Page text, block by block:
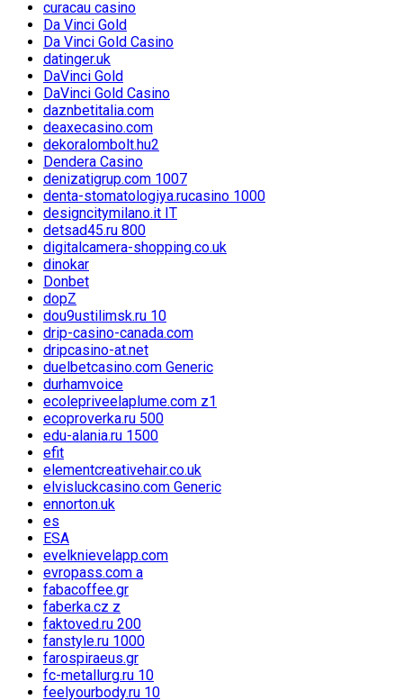
curacau casino
Da Vinci Gold
Da Vinci Gold Casino
datinger.uk
DaVinci Gold
DaVinci Gold Casino
daznbetitalia.com
deaxecasino.com
dekoralombolt.hu2
Dendera Casino
denizatigrup.com 1007
denta-stomatologiya.rucasino 1000
designcitymilano.it IT
detsad45.ru 800
digitalcamera-shopping.co.uk
dinokar
Donbet
dopZ
dou9ustilimsk.ru 10
drip-casino-canada.com
dripcasino-at.net
duelbetcasino.com Generic
durhamvoice
ecolepriveelaplume.com z1
ecoproverka.ru 500
edu-alania.ru 1500
efit
elementcreativehair.co.uk
elvisluckcasino.com Generic
ennorton.uk
es
ESA
evelknievelapp.com
evropass.com a
fabacoffee.gr
faberka.cz z
faktoved.ru 200
fanstyle.ru 1000
farospiraeus.gr
fc-metallurg.ru 10
feelyourbody.ru 10